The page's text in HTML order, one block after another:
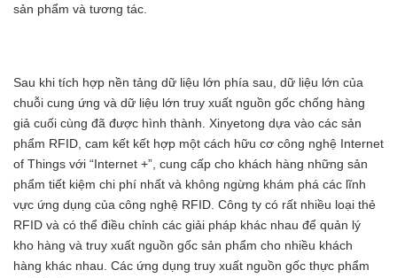
sản phẩm và tương tác.
Sau khi tích hợp nền tảng dữ liệu lớn phía sau, dữ liệu lớn của
chuỗi cung ứng và dữ liệu lớn truy xuất nguồn gốc chống hàng
giả cuối cùng đã được hình thành. Xinyetong dựa vào các sản
phẩm RFID, cam kết kết hợp một cách hữu cơ công nghệ Internet
of Things với “Internet +”, cung cấp cho khách hàng những sản
phẩm tiết kiệm chi phí nhất và không ngừng khám phá các lĩnh
vực ứng dụng của công nghệ RFID. Công ty có rất nhiều loại thẻ
RFID và có thể điều chỉnh các giải pháp khác nhau để quản lý
kho hàng và truy xuất nguồn gốc sản phẩm cho nhiều khách
hàng khác nhau. Các ứng dụng truy xuất nguồn gốc thực phẩm